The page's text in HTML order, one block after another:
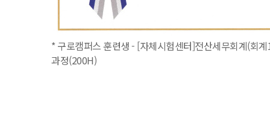
* 구로캠퍼스 훈련생 - [자체시험센터]전산세무회계(회
과정(200H)